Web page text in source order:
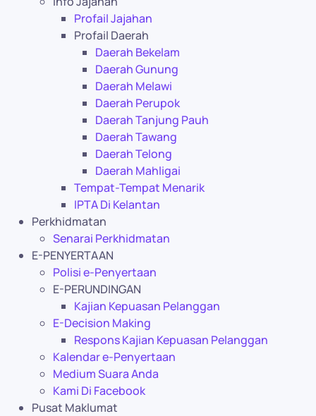
Profail Jajahan
Profail Daerah
Daerah Bekelam
Daerah Gunung
Daerah Melawi
Daerah Perupok
Daerah Tanjung Pauh
Daerah Tawang
Daerah Telong
Daerah Mahligai
Tempat-Tempat Menarik
IPTA Di Kelantan
Perkhidmatan
Senarai Perkhidmatan
E-PENYERTAAN
Polisi e-Penyertaan
E-PERUNDINGAN
Kajian Kepuasan Pelanggan
E-Decision Making
Respons Kajian Kepuasan Pelanggan
Kalendar e-Penyertaan
Medium Suara Anda
Kami Di Facebook
Pusat Maklumat